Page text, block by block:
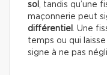
sol , tandis qu’une
maçonnerie peut
différentiel . Une
temps ou qui
signe à ne pas